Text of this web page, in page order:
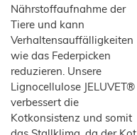
Nährstoffaufnahme der
Tiere und kann
Verhaltensauffälligkeiten
wie das Federpicken
reduzieren. Unsere
Lignocellulose JELUVET®
verbessert die
Kotkonsistenz und somit